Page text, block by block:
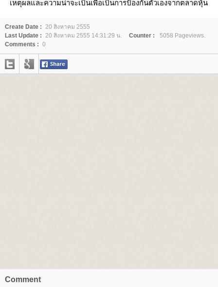
เหตุผลและความน่าจะเป็นเพื่อเป็นการป้องกันตัวเองจากตลาดหุ้น
Create Date : 20 สิงหาคม 2555
Last Update : 20 สิงหาคม 2555 14:31:29 น. Counter :
5058 Pageviews.
Comments : 0
Comment